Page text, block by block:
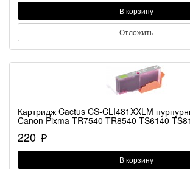
В корзину
Отложить
Картридж Cactus CS-CLI481XXLM
Canon Pixma TR7540 TR8540 TS6140
220 p
В корзину